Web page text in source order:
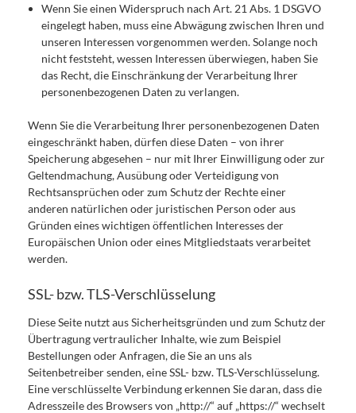
Wenn Sie einen Widerspruch nach Art. 21 Abs. 1 DSGVO
eingelegt haben, muss eine Abwägung zwischen Ihren und
unseren Interessen vorgenommen werden. Solange noch
nicht feststeht, wessen Interessen überwiegen, haben Sie
das Recht, die Einschränkung der Verarbeitung Ihrer
personenbezogenen Daten zu verlangen.
Wenn Sie die Verarbeitung Ihrer personenbezogenen Daten
eingeschränkt haben, dürfen diese Daten – von ihrer
Speicherung abgesehen – nur mit Ihrer Einwilligung oder zur
Geltendmachung, Ausübung oder Verteidigung von
Rechtsansprüchen oder zum Schutz der Rechte einer
anderen natürlichen oder juristischen Person oder aus
Gründen eines wichtigen öffentlichen Interesses der
Europäischen Union oder eines Mitgliedstaats verarbeitet
werden.
SSL- bzw. TLS-Verschlüsselung
Diese Seite nutzt aus Sicherheitsgründen und zum Schutz der
Übertragung vertraulicher Inhalte, wie zum Beispiel
Bestellungen oder Anfragen, die Sie an uns als
Seitenbetreiber senden, eine SSL- bzw. TLS-Verschlüsselung.
Eine verschlüsselte Verbindung erkennen Sie daran, dass die
Adresszeile des Browsers von „http://“ auf „https://“ wechselt